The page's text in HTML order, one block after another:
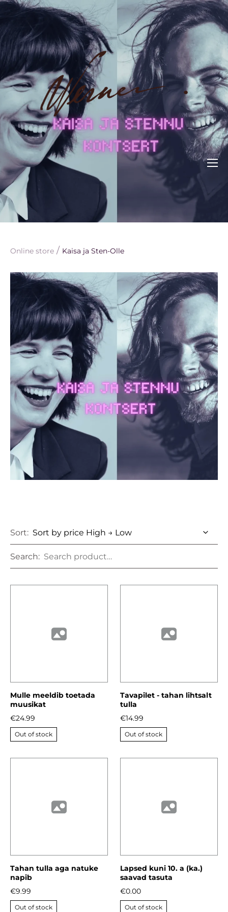
Online store / Kaisa ja Sten-Olle
Sort:
Search:
Mulle meeldib toetada
muusikat
€24.99
Out of stock
Tavapilet - tahan lihtsalt
tulla
€14.99
Out of stock
Tahan tulla aga natuke
napib
€9.99
Out of stock
Lapsed kuni 10. a (ka.)
saavad tasuta
€0.00
Out of stock